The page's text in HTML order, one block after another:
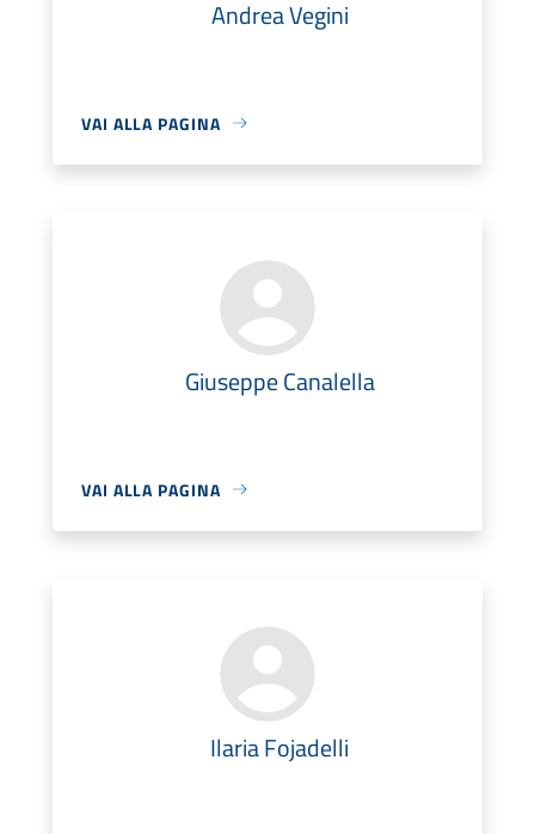
Andrea Vegini
VAI ALLA PAGINA
Giuseppe Canalella
VAI ALLA PAGINA
Ilaria Fojadelli